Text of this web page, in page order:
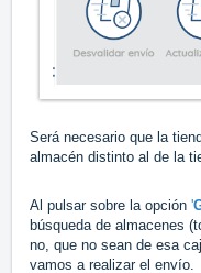
Será necesario que la
almacén distinto al de la
Al pulsar sobre la opción '
búsqueda de almacenes
no, que no sean de esa
vamos a realizar el envío.